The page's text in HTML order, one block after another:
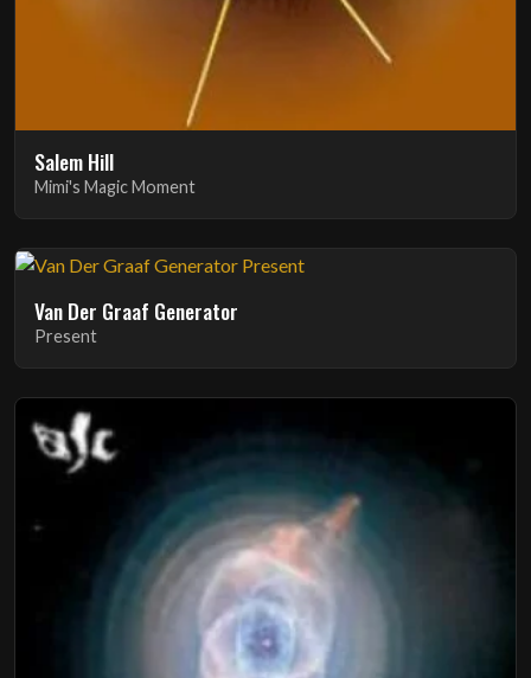
Salem Hill
Mimi's Magic Moment
Van Der Graaf Generator
Present